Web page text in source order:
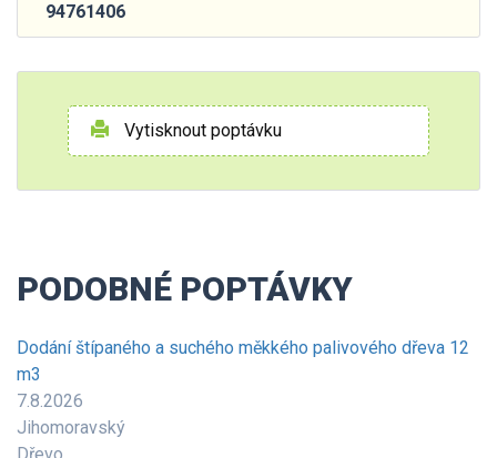
94761406
Vytisknout poptávku
PODOBNÉ POPTÁVKY
Dodání štípaného a suchého měkkého palivového dřeva 12
m3
7.8.2026
Jihomoravský